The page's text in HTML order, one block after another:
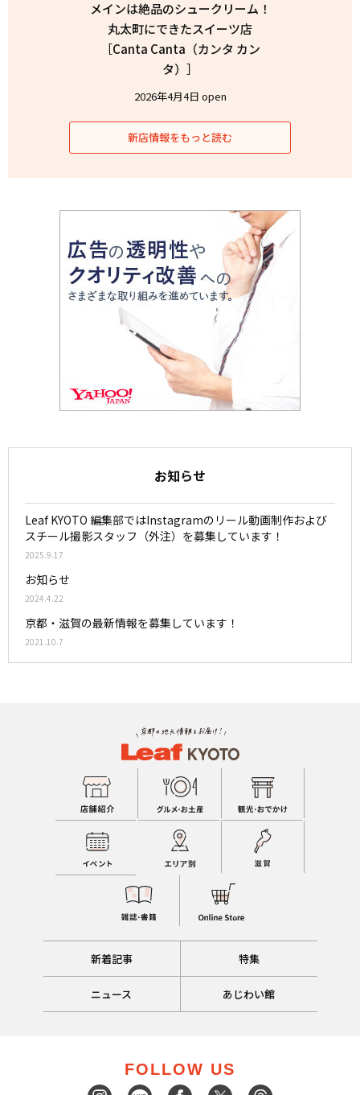
メインは絶品のシュークリーム！
丸太町にできたスイーツ店
［Canta Canta（カンタ カン
タ）］
2026年4月4日 open
新店情報をもっと読む
お知らせ
Leaf KYOTO 編集部ではInstagramのリール動画制作および
スチール撮影スタッフ（外注）を募集しています！
2025.9.17
お知らせ
2024.4.22
京都・滋賀の最新情報を募集しています！
2021.10.7
新着記事 特集
ニュース あじわい館
FOLLOW US